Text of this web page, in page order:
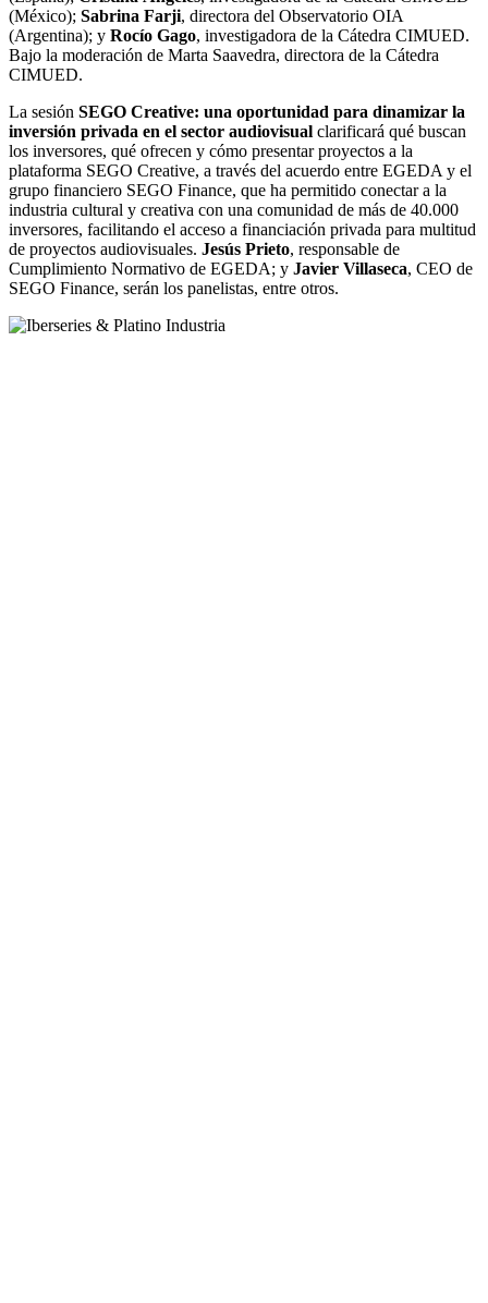
(México); Sabrina Farji, directora del Observatorio OIA
(Argentina); y Rocío Gago, investigadora de la Cátedra CIMUED.
Bajo la moderación de Marta Saavedra, directora de la Cátedra
CIMUED.
La sesión SEGO Creative: una oportunidad para dinamizar la
inversión privada en el sector audiovisual clarificará qué buscan
los inversores, qué ofrecen y cómo presentar proyectos a la
plataforma SEGO Creative, a través del acuerdo entre EGEDA y el
grupo financiero SEGO Finance, que ha permitido conectar a la
industria cultural y creativa con una comunidad de más de 40.000
inversores, facilitando el acceso a financiación privada para multitud
de proyectos audiovisuales. Jesús Prieto, responsable de
Cumplimiento Normativo de EGEDA; y Javier Villaseca, CEO de
SEGO Finance, serán los panelistas, entre otros.